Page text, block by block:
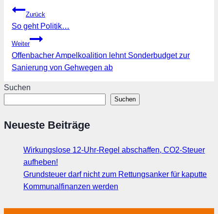
Beitragsnavigation
Zurück
So geht Politik…
Weiter
Offenbacher Ampelkoalition lehnt Sonderbudget zur
Sanierung von Gehwegen ab
Suchen
Suchen
Neueste Beiträge
Wirkungslose 12-Uhr-Regel abschaffen, CO2-Steuer
aufheben!
Grundsteuer darf nicht zum Rettungsanker für kaputte
Kommunalfinanzen werden